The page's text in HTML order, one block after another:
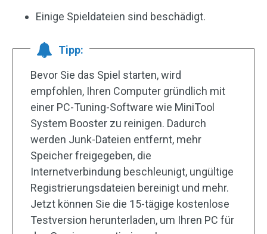
Einige Spieldateien sind beschädigt.
Tipp:
Bevor Sie das Spiel starten, wird
empfohlen, Ihren Computer gründlich mit
einer PC-Tuning-Software wie MiniTool
System Booster zu reinigen. Dadurch
werden Junk-Dateien entfernt, mehr
Speicher freigegeben, die
Internetverbindung beschleunigt, ungültige
Registrierungsdateien bereinigt und mehr.
Jetzt können Sie die 15-tägige kostenlose
Testversion herunterladen, um Ihren PC für